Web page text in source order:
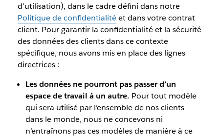
d’utilisation), dans le cadre défini dans notre
Politique de confidentialitéet dans votre contrat
client. Pour garantir la confidentialité et la sécurité
des données des clients dans ce contexte
spécifique, nous avons mis en place des lignes
directrices :
Les données ne pourront pas passer d’un
espace de travail à un autre. Pour tout modèle
qui sera utilisé par l’ensemble de nos clients
dans le monde, nous ne concevons ni
n’entraînons pas ces modèles de manière à ce